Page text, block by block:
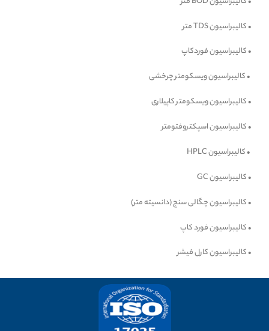
• کالیبراسیون TDS متر
• کالیبراسیون فوردکاپ
• کالیبراسیون ویسکومتر چرخشی
•کالیبراسیون ویسکومتر کاپیلاری
• کالیبراسیون اسپکتروفتومتر
• کالیبراسیون HPLC
• کالیبراسیون GC
• کالیبراسیون چگالی سنج (دانسیته متر)
• کالیبراسیون فورد کاپ
• کالیبراسیون کارل فیشر